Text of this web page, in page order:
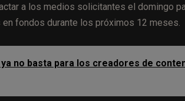
a los medios solicitantes el domingo
fondos durante los próximos 12 meses.
no basta para los creadores de